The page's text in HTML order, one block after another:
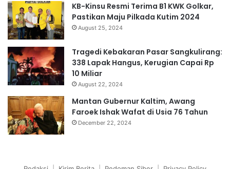
KB-Kinsu Resmi Terima B1 KWK Golkar,
Pastikan Maju Pilkada Kutim 2024
August 25, 2024
Tragedi Kebakaran Pasar Sangkulirang:
338 Lapak Hangus, Kerugian Capai Rp
10 Miliar
August 22, 2024
Mantan Gubernur Kaltim, Awang
Faroek Ishak Wafat di Usia 76 Tahun
December 22, 2024